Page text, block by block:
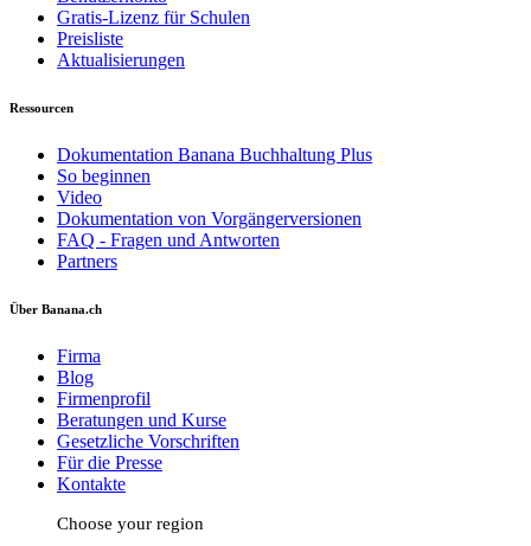
Gratis-Lizenz für Schulen
Preisliste
Aktualisierungen
Ressourcen
Dokumentation Banana Buchhaltung Plus
So beginnen
Video
Dokumentation von Vorgängerversionen
FAQ - Fragen und Antworten
Partners
Über Banana.ch
Firma
Blog
Firmenprofil
Beratungen und Kurse
Gesetzliche Vorschriften
Für die Presse
Kontakte
Choose your region